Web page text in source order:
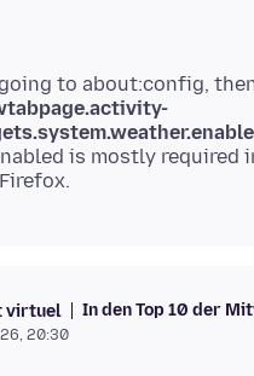
is mostly required
virtuel In den Top 10 der
20:30